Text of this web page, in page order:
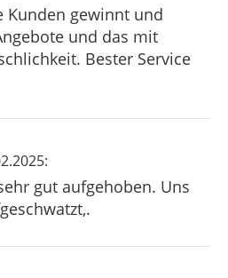
Kunden gewinnt und
und das mit
Bester Service
gut aufgehoben. Uns